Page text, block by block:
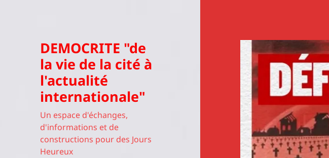
DEMOCRITE "de
la vie de la cité à
l'actualité
internationale"
Un espace d'échanges,
d'informations et de
constructions pour des Jours
Heureux